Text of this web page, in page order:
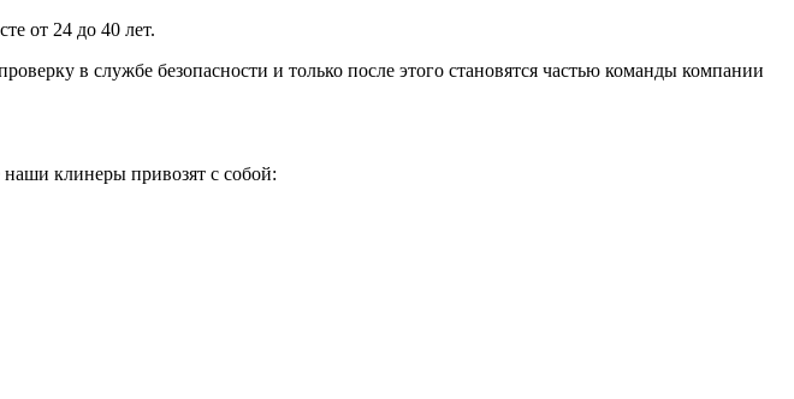
от 24 до 40 лет.
в службе безопасности и только после этого становятся частью команды компании
клинеры привозят с собой: